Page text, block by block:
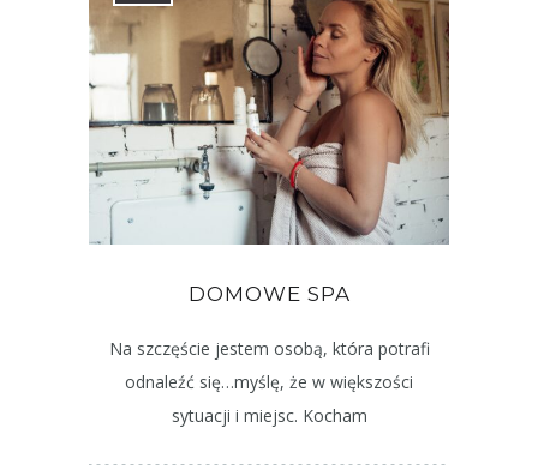
DOMOWE SPA
Na szczęście jestem osobą, która potrafi
odnaleźć się…myślę, że w większości
sytuacji i miejsc. Kocham